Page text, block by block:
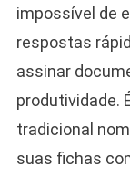
impossível de
respostas
assinar
produtividade.
tradicional
suas fichas